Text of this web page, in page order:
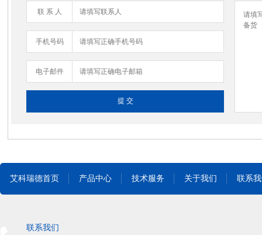
联 系 人
手机号码
电子邮件
艾科瑞德首页 产品中心 技术服务 关于我们 联系
联系我们